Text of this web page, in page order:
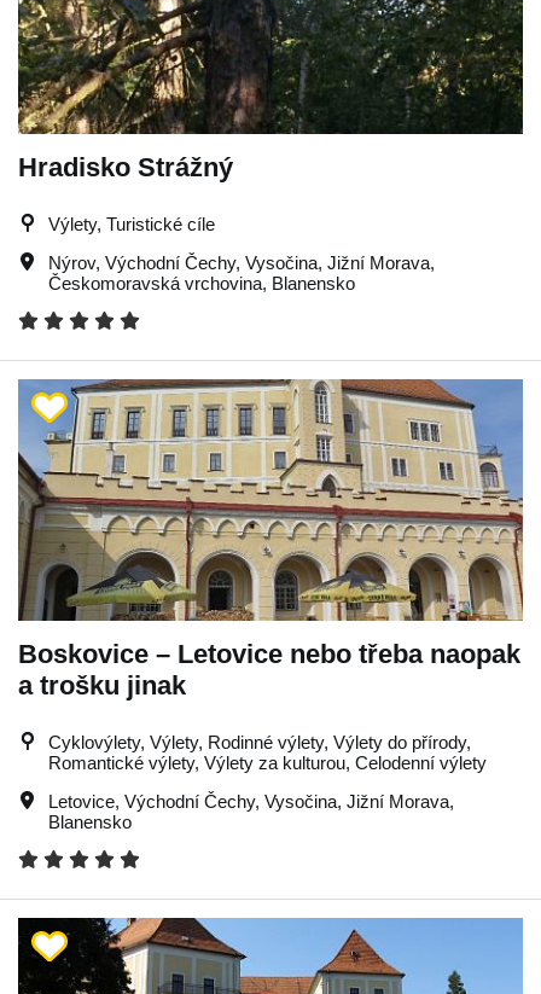
Hradisko Strážný
Výlety, Turistické cíle
Nýrov, Východní Čechy, Vysočina, Jižní Morava,
Českomoravská vrchovina, Blanensko
Boskovice – Letovice nebo třeba naopak
a trošku jinak
Cyklovýlety, Výlety, Rodinné výlety, Výlety do přírody,
Romantické výlety, Výlety za kulturou, Celodenní výlety
Letovice, Východní Čechy, Vysočina, Jižní Morava,
Blanensko